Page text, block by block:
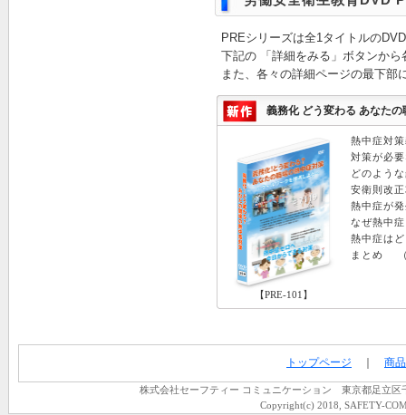
PREシリーズは全1タイトルの
下記の 「詳細をみる」ボタンか
また、各々の詳細ページの最下部
義務化 どう変わる あなた
【PRE-101】
熱中症対
対策が必
どのよう
安衛則改
熱中症が
なぜ熱中
熱中症は
まとめ
トップページ 商
株式会社セーフティー コミュニケーション 東京都足立
Copyright(c) 2018, SAFETY-